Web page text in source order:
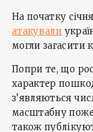
На початку
атакували
могли загасити
Попри те, що
характер
з’являються
масштабну
також